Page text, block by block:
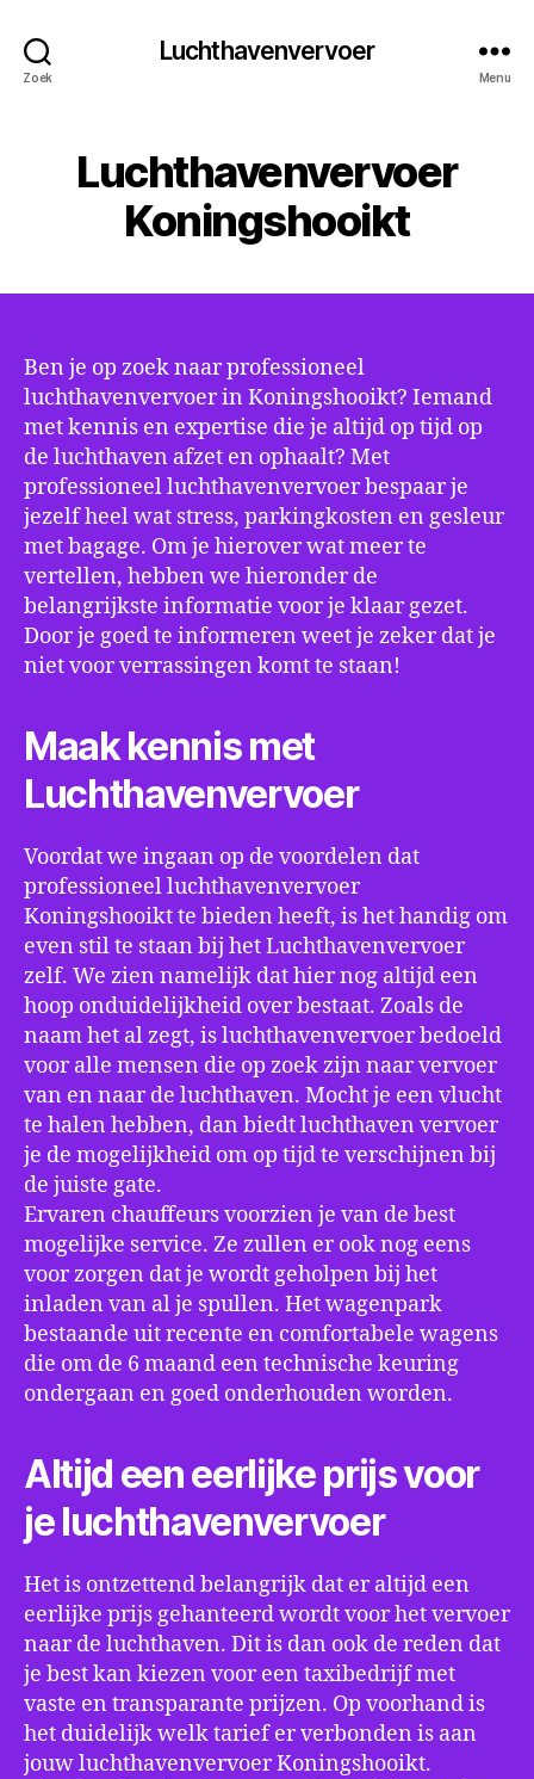
Zoek
Luchthavenvervoer
Menu
Luchthavenvervoer
Koningshooikt
Ben je op zoek naar professioneel
luchthavenvervoer in Koningshooikt? Iemand
met kennis en expertise die je altijd op tijd op
de luchthaven afzet en ophaalt? Met
professioneel luchthavenvervoer bespaar je
jezelf heel wat stress, parkingkosten en gesleur
met bagage. Om je hierover wat meer te
vertellen, hebben we hieronder de
belangrijkste informatie voor je klaar gezet.
Door je goed te informeren weet je zeker dat je
niet voor verrassingen komt te staan!
Maak kennis met
Luchthavenvervoer
Voordat we ingaan op de voordelen dat
professioneel luchthavenvervoer
Koningshooikt te bieden heeft, is het handig om
even stil te staan bij het Luchthavenvervoer
zelf. We zien namelijk dat hier nog altijd een
hoop onduidelijkheid over bestaat. Zoals de
naam het al zegt, is luchthavenvervoer bedoeld
voor alle mensen die op zoek zijn naar vervoer
van en naar de luchthaven. Mocht je een vlucht
te halen hebben, dan biedt luchthaven vervoer
je de mogelijkheid om op tijd te verschijnen bij
de juiste gate.
Ervaren chauffeurs voorzien je van de best
mogelijke service. Ze zullen er ook nog eens
voor zorgen dat je wordt geholpen bij het
inladen van al je spullen. Het wagenpark
bestaande uit recente en comfortabele wagens
die om de 6 maand een technische keuring
ondergaan en goed onderhouden worden.
Altijd een eerlijke prijs voor
je luchthavenvervoer
Het is ontzettend belangrijk dat er altijd een
eerlijke prijs gehanteerd wordt voor het vervoer
naar de luchthaven. Dit is dan ook de reden dat
je best kan kiezen voor een taxibedrijf met
vaste en transparante prijzen. Op voorhand is
het duidelijk welk tarief er verbonden is aan
jouw luchthavenvervoer Koningshooikt.